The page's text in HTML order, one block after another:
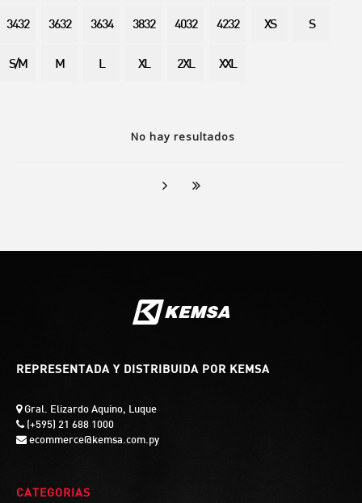
No hay resultados
3432 3632 3634 3832 4032 4232 XS S
S/M M L XL 2XL XXL
REPRESENTADA Y DISTRIBUIDA POR KEMSA
Gral. Elizardo Aquino, Luque
(+595) 21 688 1000
ecommerce@kemsa.com.py
CATEGORIAS